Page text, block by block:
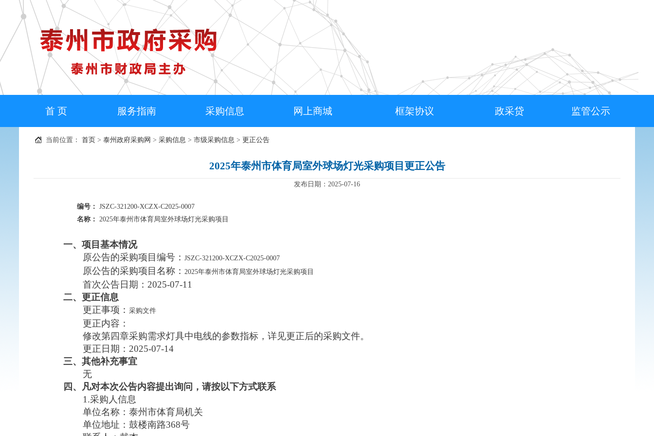
首 页 服务指南 采购信息 网上商城 框架协议 政采贷 监管公示
当前位置： 首页 > 泰州政府采购网 > 采购信息 > 市级采购信息 > 更正公告
2025年泰州市体育局室外球场灯光采购项目更正公告
发布日期：2025-07-16
编号： JSZC-321200-XCZX-C2025-0007
名称： 2025年泰州市体育局室外球场灯光采购项目
一、项目基本情况
原公告的采购项目编号： JSZC-321200-XCZX-C2025-0007
原公告的采购项目名称： 2025年泰州市体育局室外球场灯光采购项目
首次公告日期： 2025-07-11
二、更正信息
更正事项： 采购文件
更正内容：
修改第四章采购需求灯具中电线的参数指标，详见更正后的采购文件。
更正日期： 2025-07-14
三、其他补充事宜
无
四、凡对本次公告内容提出询问，请按以下方式联系
1.采购人信息
单位名称：泰州市体育局机关
单位地址：鼓楼南路368号